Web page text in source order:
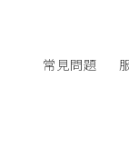
常見問題